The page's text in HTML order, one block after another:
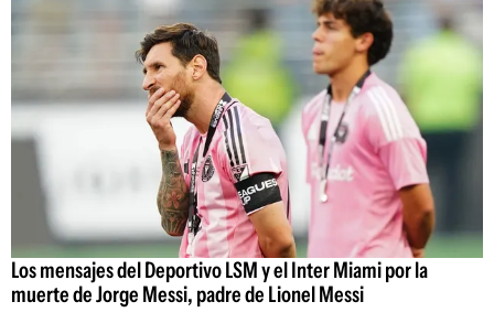
Los mensajes del Deportivo LSM y el Inter Miami por la
muerte de Jorge Messi, padre de Lionel Messi